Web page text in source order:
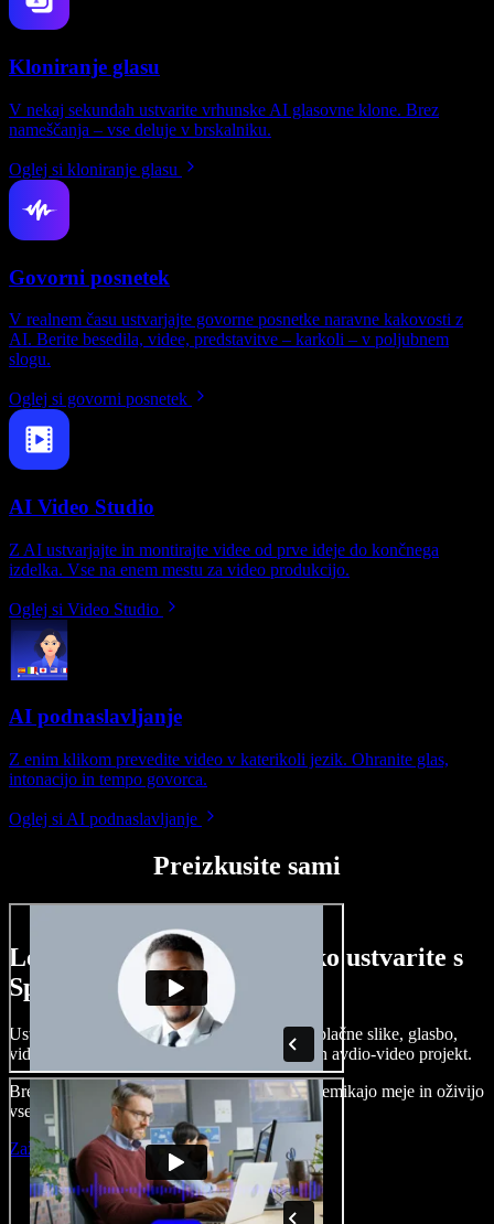
Kloniranje glasu
V nekaj sekundah ustvarite vrhunske AI glasovne klone. Brez
nameščanja – vse deluje v brskalniku.
Oglej si kloniranje glasu
Govorni posnetek
V realnem času ustvarjajte govorne posnetke naravne kakovosti z
AI. Berite besedila, videe, predstavitve – karkoli – v poljubnem
slogu.
Oglej si govorni posnetek
AI Video Studio
Z AI ustvarjajte in montirajte videe od prve ideje do končnega
izdelka. Vse na enem mestu za video produkcijo.
Oglej si Video Studio
AI podnaslavljanje
Z enim klikom prevedite video v katerikoli jezik. Ohranite glas,
intonacijo in tempo govorca.
Oglej si AI podnaslavljanje
Preizkusite sami
Le nekaj primerov, kaj lahko ustvarite s
Speechify Studio.
Ustvarjajte govorne posnetke, dodajajte brezplačne slike, glasbo,
videe, klonirajte svoj glas in pripravite celoten avdio-video projekt.
Brez učenja in kar iz brskalnika ustvarjalci premikajo meje in oživijo
vse ideje.
Zaženi Studio